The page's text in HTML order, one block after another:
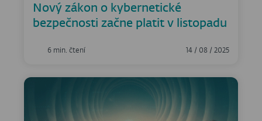
Nový zákon o kybernetické
bezpečnosti začne platit v listopadu
6 min. čtení 14 / 08 / 2025